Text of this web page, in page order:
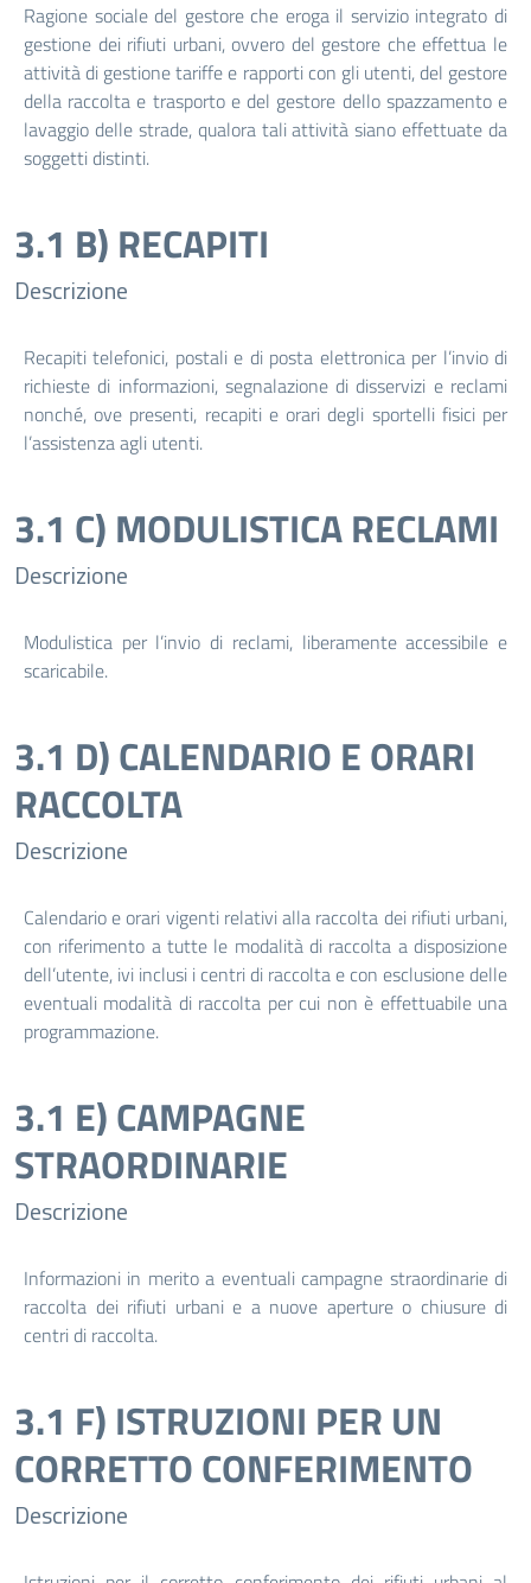
Ragione sociale del gestore che eroga il servizio integrato di
gestione dei rifiuti urbani, ovvero del gestore che effettua le
attività di gestione tariffe e rapporti con gli utenti, del gestore
della raccolta e trasporto e del gestore dello spazzamento e
lavaggio delle strade, qualora tali attività siano effettuate da
soggetti distinti.
3.1 B) RECAPITI
Descrizione
Recapiti telefonici, postali e di posta elettronica per l’invio di
richieste di informazioni, segnalazione di disservizi e reclami
nonché, ove presenti, recapiti e orari degli sportelli fisici per
l’assistenza agli utenti.
3.1 C) MODULISTICA RECLAMI
Descrizione
Modulistica per l’invio di reclami, liberamente accessibile e
scaricabile.
3.1 D) CALENDARIO E ORARI
RACCOLTA
Descrizione
Calendario e orari vigenti relativi alla raccolta dei rifiuti urbani,
con riferimento a tutte le modalità di raccolta a disposizione
dell’utente, ivi inclusi i centri di raccolta e con esclusione delle
eventuali modalità di raccolta per cui non è effettuabile una
programmazione.
3.1 E) CAMPAGNE
STRAORDINARIE
Descrizione
Informazioni in merito a eventuali campagne straordinarie di
raccolta dei rifiuti urbani e a nuove aperture o chiusure di
centri di raccolta.
3.1 F) ISTRUZIONI PER UN
CORRETTO CONFERIMENTO
Descrizione